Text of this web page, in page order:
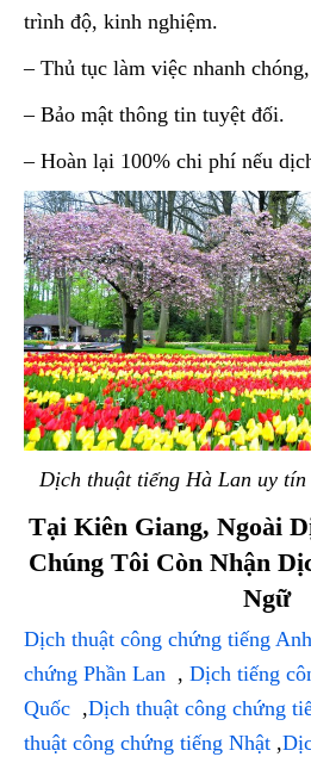
trình độ, kinh nghiệm.
– Thủ tục làm việc nhanh
– Bảo mật thông tin tuyệt đối.
– Hoàn lại 100% chi phí nếu
Dịch thuật tiếng Hà Lan uy
Tại Kiên Giang, Ngoài
Chúng Tôi Còn Nhận
Ngữ
Dịch thuật công chứng tiếng Anh
chứng Phần Lan , Dịch tiếng
Quốc ,Dịch thuật công chứng
thuật công chứng tiếng Nhật ,